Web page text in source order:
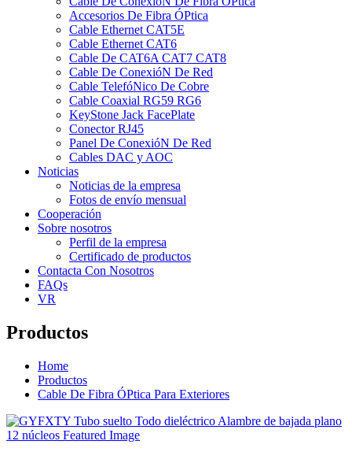
Accesorios De Fibra ÓPtica
Cable Ethernet CAT5E
Cable Ethernet CAT6
Cable De CAT6A CAT7 CAT8
Cable De ConexióN De Red
Cable TelefóNico De Cobre
Cable Coaxial RG59 RG6
KeyStone Jack FacePlate
Conector RJ45
Panel De ConexióN De Red
Cables DAC y AOC
Noticias
Noticias de la empresa
Fotos de envío mensual
Cooperación
Sobre nosotros
Perfil de la empresa
Certificado de productos
Contacta Con Nosotros
FAQs
VR
Productos
Home
Productos
Cable De Fibra ÓPtica Para Exteriores